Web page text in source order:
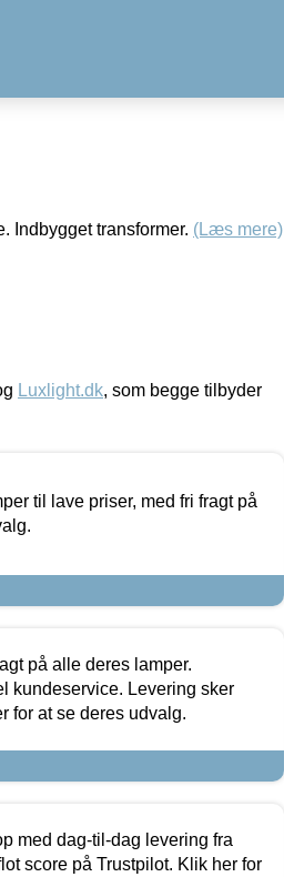
Indbygget transformer. (Læs mere)
Luxlight.dk, som begge tilbyder
til lave priser, med fri fragt på
på alle deres lamper.
kundeservice. Levering sker
for at se deres udvalg.
med dag-til-dag levering fra
score på Trustpilot. Klik her for